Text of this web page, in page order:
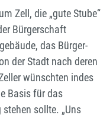
Zell, die „gute Stube“
Bürgerschaft
das Bürger-
der Stadt nach deren
wünschten indes
Basis für das
sollte. „Uns